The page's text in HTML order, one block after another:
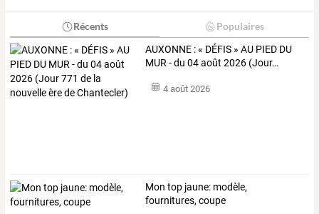
Récents Populaires
AUXONNE :« DÉFIS » AU PIED DU
MUR -du 04août 2026 (Jour…
4 août 2026
Mon top jaune: modèle,
fournitures, coupe